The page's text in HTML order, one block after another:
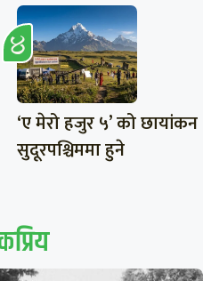
‘ए मेरो हजुर ५’ को छायांकन
सुदूरपश्चिममा हुने